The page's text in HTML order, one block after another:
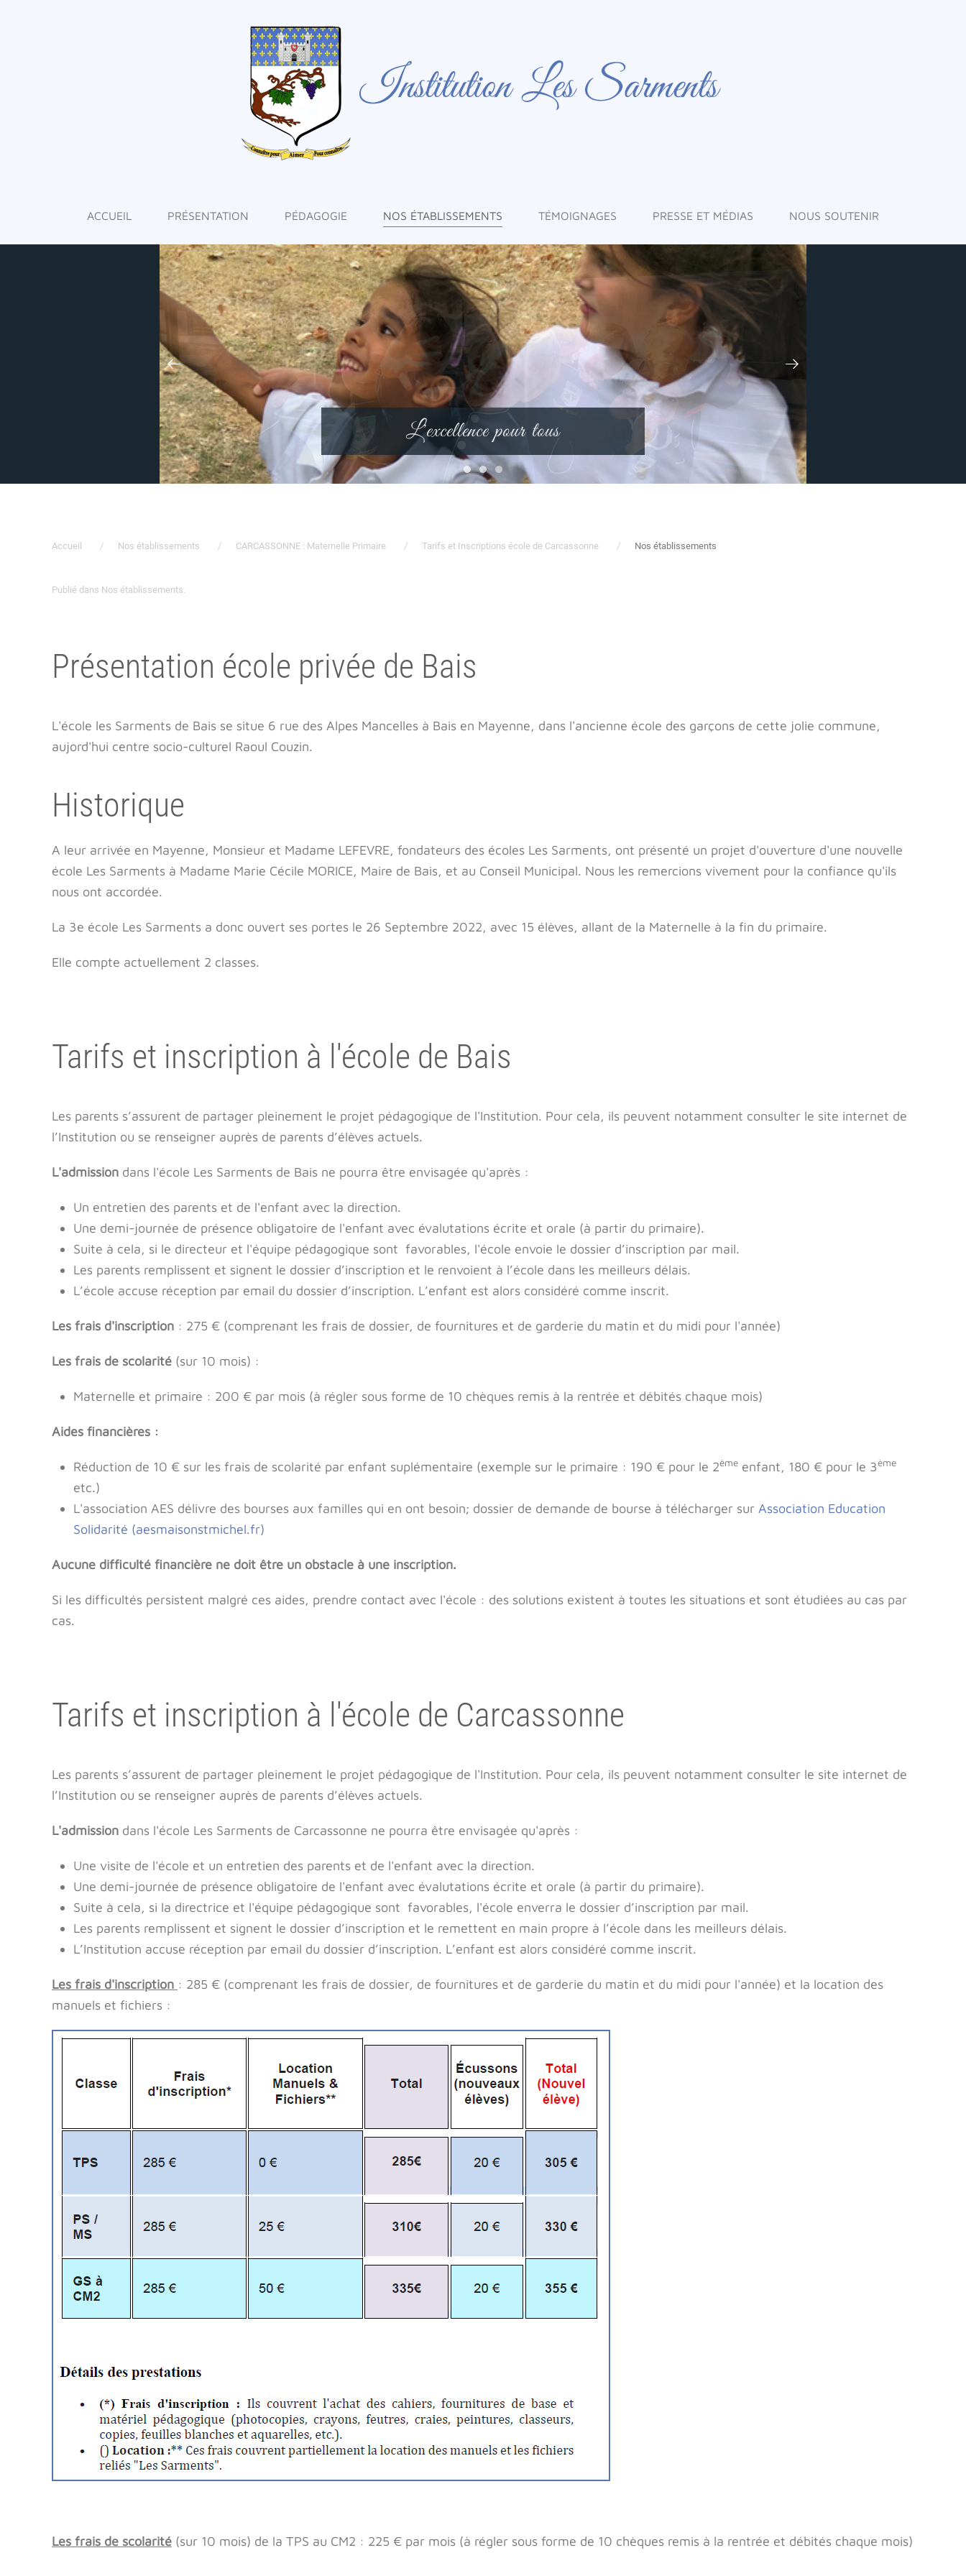
ACCUEIL PRÉSENTATION PÉDAGOGIE NOS ÉTABLISSEMENTS TÉMOIGNAGES PRESSE ET MÉDIAS NOUS SOUTENIR
Le mérite avant tout
Accueil Nos établissements CARCASSONNE : Maternelle Primaire Tarifs et Inscriptions école de Carcassonne Nos établissements
Publié dans Nos établissements.
Présentation école privée de Bais
L'école les Sarments de Bais se situe 6 rue des Alpes Mancelles à Bais en Mayenne, dans l'ancienne école des garçons de cette jolie commune,
aujord'hui centre socio-culturel Raoul Couzin.
Historique
A leur arrivée en Mayenne, Monsieur et Madame LEFEVRE, fondateurs des écoles Les Sarments, ont présenté un projet d'ouverture d'une nouvelle
école Les Sarments à Madame Marie Cécile MORICE, Maire de Bais, et au Conseil Municipal. Nous les remercions vivement pour la confiance qu'ils
nous ont accordée.
La 3e école Les Sarments a donc ouvert ses portes le 26 Septembre 2022, avec 15 élèves, allant de la Maternelle à la fin du primaire.
Elle compte actuellement 2 classes.
Tarifs et inscription à l'école de Bais
Les parents s’assurent de partager pleinement le projet pédagogique de l'Institution. Pour cela, ils peuvent notamment consulter le site internet de
l’Institution ou se renseigner auprès de parents d’élèves actuels.
L'admission dans l'école Les Sarments de Bais ne pourra être envisagée qu'après :
Un entretien des parents et de l'enfant avec la direction.
Une demi-journée de présence obligatoire de l'enfant avec évalutations écrite et orale (à partir du primaire).
Suite à cela, si le directeur et l'équipe pédagogique sont favorables, l'école envoie le dossier d’inscription par mail.
Les parents remplissent et signent le dossier d’inscription et le renvoient à l’école dans les meilleurs délais.
L’école accuse réception par email du dossier d’inscription. L’enfant est alors considéré comme inscrit.
Les frais d'inscription : 275 € (comprenant les frais de dossier, de fournitures et de garderie du matin et du midi pour l'année)
Les frais de scolarité (sur 10 mois) :
Maternelle et primaire : 200 € par mois (à régler sous forme de 10 chèques remis à la rentrée et débités chaque mois)
Aides financières :
Réduction de 10 € sur les frais de scolarité par enfant suplémentaire (exemple sur le primaire : 190 € pour le 2ème enfant, 180 € pour le 3ème
etc.)
L'association AES délivre des bourses aux familles qui en ont besoin; dossier de demande de bourse à télécharger sur Association Education
Solidarité (aesmaisonstmichel.fr)
Aucune difficulté financière ne doit être un obstacle à une inscription.
Si les difficultés persistent malgré ces aides, prendre contact avec l'école : des solutions existent à toutes les situations et sont étudiées au cas par
cas.
Tarifs et inscription à l'école de Carcassonne
Les parents s’assurent de partager pleinement le projet pédagogique de l'Institution. Pour cela, ils peuvent notamment consulter le site internet de
l’Institution ou se renseigner auprès de parents d’élèves actuels.
L'admission dans l'école Les Sarments de Carcassonne ne pourra être envisagée qu'après :
Une visite de l'école et un entretien des parents et de l'enfant avec la direction.
Une demi-journée de présence obligatoire de l'enfant avec évalutations écrite et orale (à partir du primaire).
Suite à cela, si la directrice et l'équipe pédagogique sont favorables, l'école enverra le dossier d’inscription par mail.
Les parents remplissent et signent le dossier d’inscription et le remettent en main propre à l’école dans les meilleurs délais.
L’Institution accuse réception par email du dossier d’inscription. L’enfant est alors considéré comme inscrit.
Les frais d'inscription : 285 € (comprenant les frais de dossier, de fournitures et de garderie du matin et du midi pour l'année) et la location des
manuels et fichiers :
Les frais de scolarité (sur 10 mois) de la TPS au CM2 : 225 € par mois (à régler sous forme de 10 chèques remis à la rentrée et débités chaque mois)